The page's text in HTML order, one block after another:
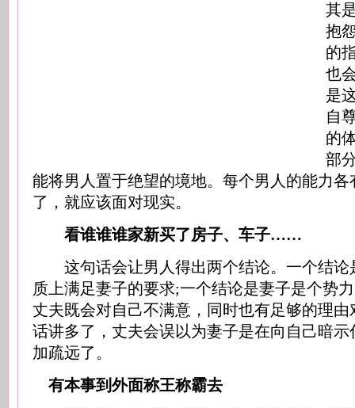
其
抱
的
也
是
自
的
部
能将男人置于绝望的境地。每个男人的能力
了，就应该面对现实。
看谁谁谁家新买了房子、车子……
这句话会让男人得出两个结论。一个结论
质上满足妻子的要求;一个结论是妻子是个势
丈夫既会对自己不满意，同时也有足够的理
话讲多了，丈夫会误以为妻子是在向自己暗
加疏远了。
有本事到外面称王称霸去